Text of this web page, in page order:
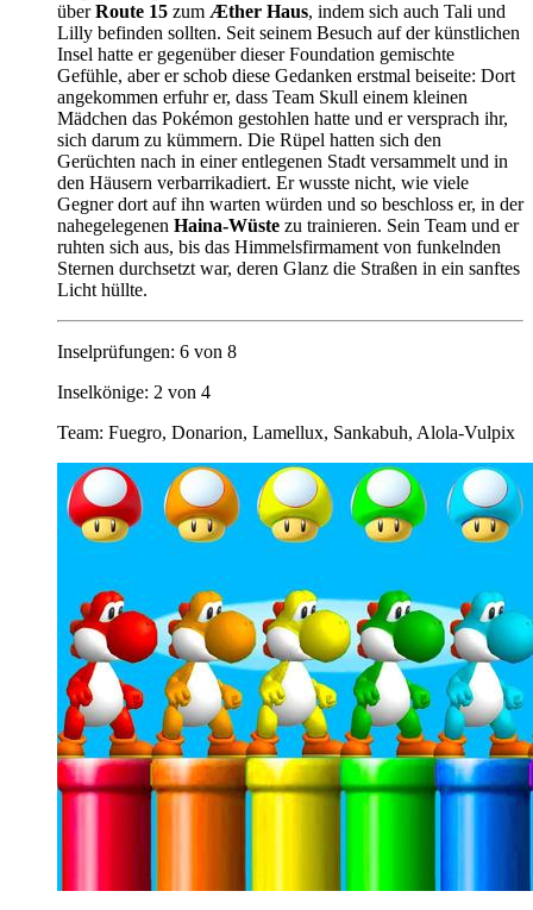
überRoute 15 zum Æther Haus, indem sich auch Tali und
Lilly befinden sollten. Seit seinem Besuch auf der künstlichen
Insel hatte er gegenüber dieser Foundation gemischte
Gefühle, aber er schob diese Gedanken erstmal beiseite: Dort
angekommen erfuhr er, dass Team Skull einem kleinen
Mädchen das Pokémon gestohlen hatte und er versprach ihr,
sich darum zu kümmern. Die Rüpel hatten sich den
Gerüchten nach in einer entlegenen Stadt versammelt und in
den Häusern verbarrikadiert. Er wusste nicht, wie viele
Gegner dort auf ihn warten würden und so beschloss er, in der
nahegelegenen Haina-Wüste zu trainieren. Sein Team und er
ruhten sich aus, bis das Himmelsfirmament von funkelnden
Sternen durchsetzt war, deren Glanz die Straßen in ein sanftes
Licht hüllte.
Inselprüfungen: 6 von 8
Inselkönige: 2 von 4
Team: Fuegro, Donarion, Lamellux, Sankabuh, Alola-Vulpix